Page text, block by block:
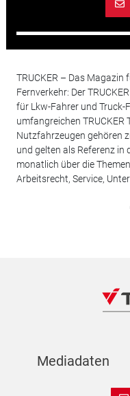
TRUCKER – Das Magazin
Fernverkehr: Der
für Lkw-Fahrer und Truck-
umfangreichen TRUCKER
Nutzfahrzeugen gehören
und gelten als Referenz in
monatlich über die
Arbeitsrecht, Service,
Mediadaten